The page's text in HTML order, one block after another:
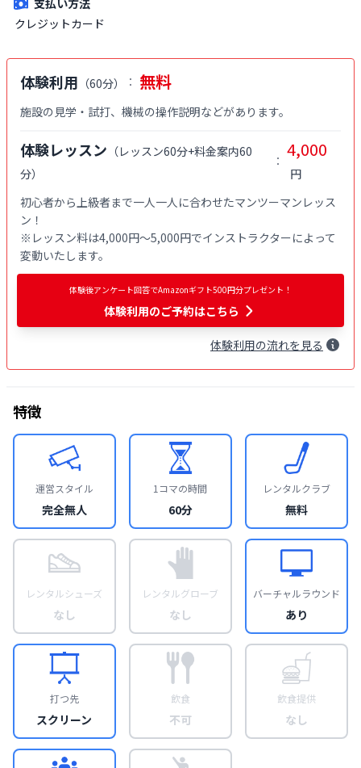
支払い方法
クレジットカード
体験利用 （60分） ： 無料
施設の見学・試打、機械の操作説明などがあります。
体験レッスン （レッスン60分+料金案内60
分）
： 4,000
円
初心者から上級者まで一人一人に合わせたマンツーマンレッス
ン！
※レッスン料は4,000円〜5,000円でインストラクターによって
変動いたします。
体験後アンケート回答でAmazonギフト500円分プレゼント！
体験利用のご予約はこちら
体験利用の流れを見る
特徴
運営スタイル
完全無人
1コマの時間
60分
レンタルクラブ
無料
レンタルシューズ
なし
レンタルグローブ
なし
バーチャルラウンド
あり
打つ先
スクリーン
飲食
不可
飲食提供
なし